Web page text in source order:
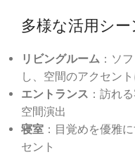
多様な活用シー
リビングルーム ：ソ
し、空間のアクセン
エントランス ：訪れ
空間演出
寝室 ：目覚めを優雅
セント